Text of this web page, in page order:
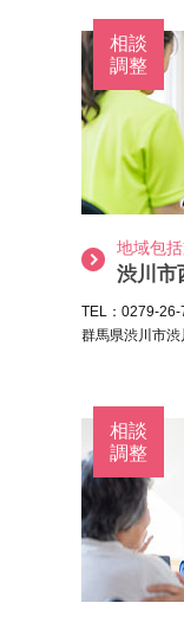
相談
調整
地域包
渋川市
TEL：0279-26-
群馬県渋川市渋
相談
調整